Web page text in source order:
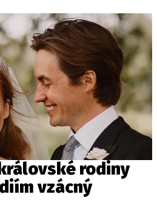
rodiny
vzácný